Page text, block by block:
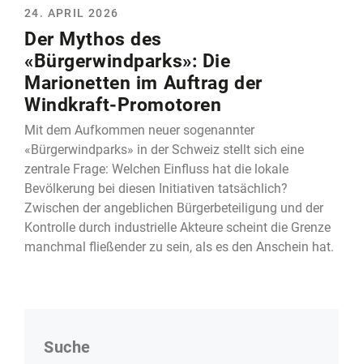
24. APRIL 2026
Der Mythos des
«Bürgerwindparks»: Die
Marionetten im Auftrag der
Windkraft-Promotoren
Mit dem Aufkommen neuer sogenannter
«Bürgerwindparks» in der Schweiz stellt sich eine
zentrale Frage: Welchen Einfluss hat die lokale
Bevölkerung bei diesen Initiativen tatsächlich?
Zwischen der angeblichen Bürgerbeteiligung und der
Kontrolle durch industrielle Akteure scheint die Grenze
manchmal fließender zu sein, als es den Anschein hat.
Suche